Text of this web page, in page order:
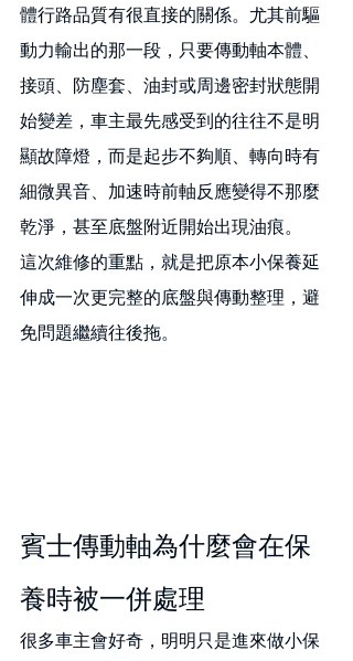
體行路品質有很直接的關係。尤其前驅
動力輸出的那一段，只要傳動軸本體、
接頭、防塵套、油封或周邊密封狀態開
始變差，車主最先感受到的往往不是明
顯故障燈，而是起步不夠順、轉向時有
細微異音、加速時前軸反應變得不那麼
乾淨，甚至底盤附近開始出現油痕。
這次維修的重點，就是把原本小保養延
伸成一次更完整的底盤與傳動整理，避
免問題繼續往後拖。
賓士傳動軸為什麼會在保
養時被一併處理
很多車主會好奇，明明只是進來做小保